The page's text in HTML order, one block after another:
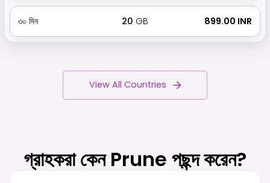
৩০ দিন 20 GB ₹ 899.00 INR
View All Countries
গ্রাহকরা কেন Prune পছন্দ করেন?